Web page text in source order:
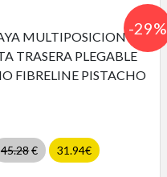
45.28€ 31.94€
-29%